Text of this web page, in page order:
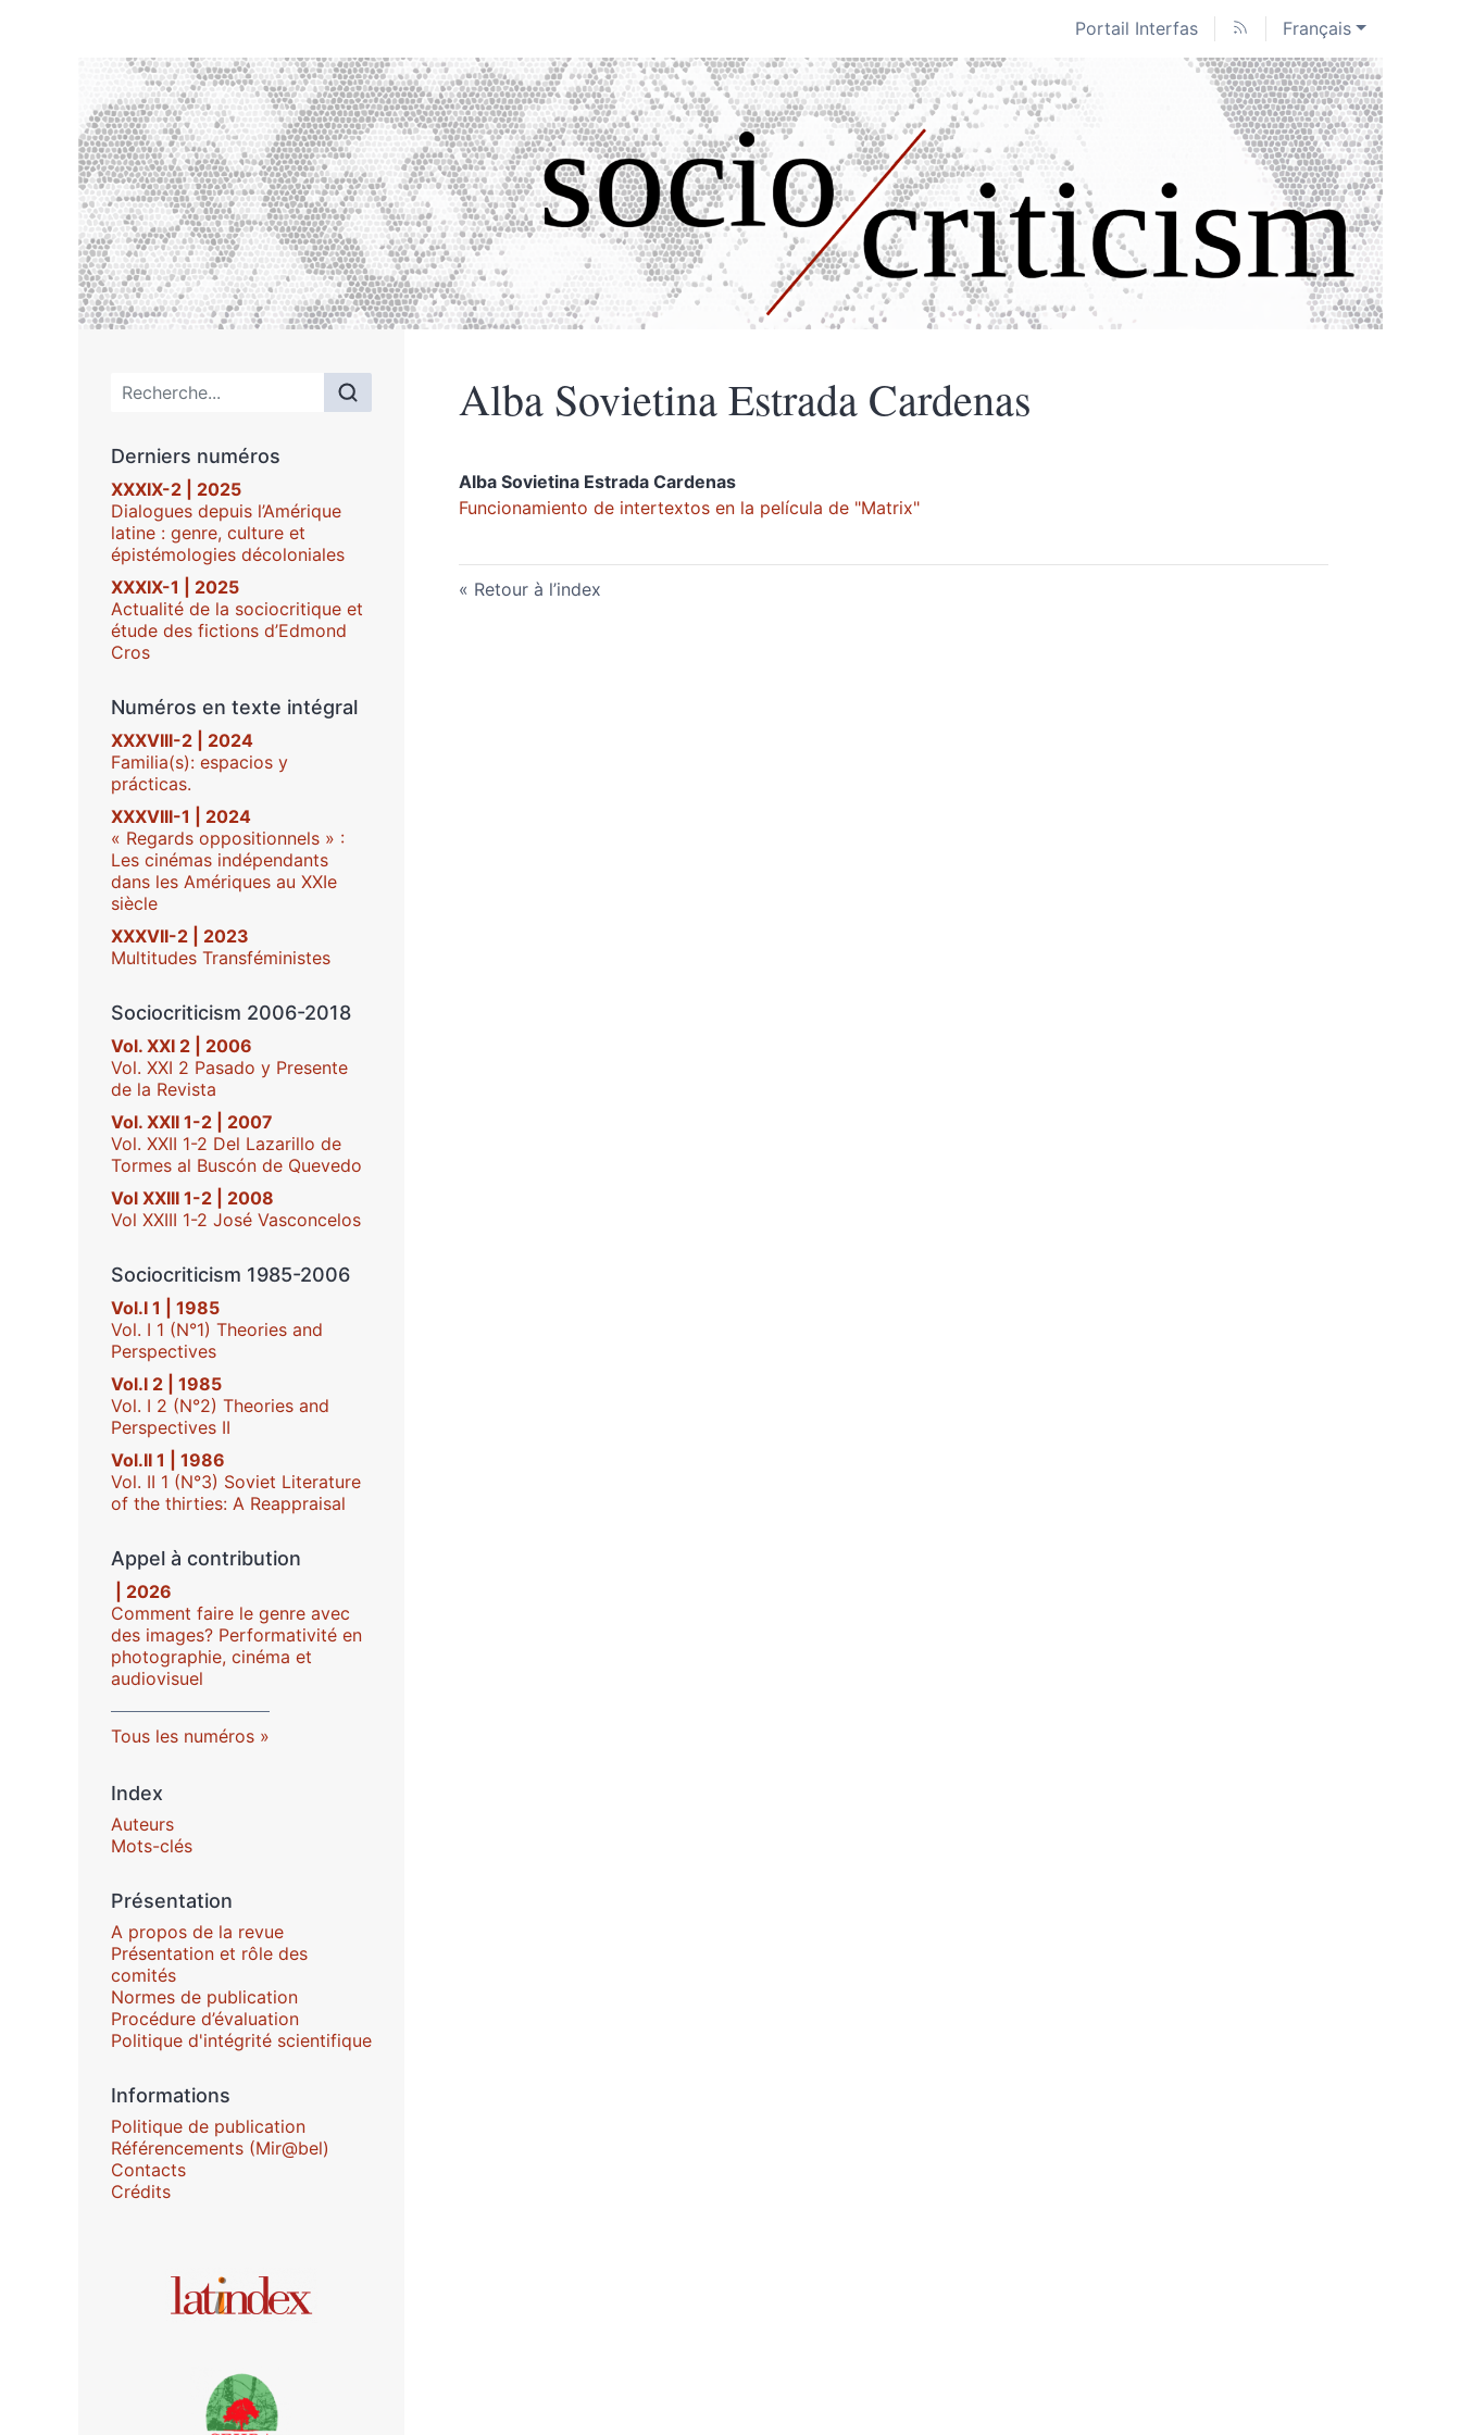
Portail Interfas Français
Menu principal
Derniers numéros
XXXIX-2 | 2025
Dialogues depuis l’Amérique
latine : genre, culture et
épistémologies décoloniales
XXXIX-1 | 2025
Actualité de la sociocritique et
étude des fictions d’Edmond
Cros
Numéros en texte intégral
XXXVIII-2 | 2024
Familia(s): espacios y
prácticas.
XXXVIII-1 | 2024
« Regards oppositionnels » :
Les cinémas indépendants
dans les Amériques au XXIe
siècle
XXXVII-2 | 2023
Multitudes Transféministes
Sociocriticism 2006-2018
Vol. XXI 2 | 2006
Vol. XXI 2 Pasado y Presente
de la Revista
Vol. XXII 1-2 | 2007
Vol. XXII 1-2 Del Lazarillo de
Tormes al Buscón de Quevedo
Vol XXIII 1-2 | 2008
Vol XXIII 1-2 José Vasconcelos
Sociocriticism 1985-2006
Vol.I 1 | 1985
Vol. I 1 (N°1) Theories and
Perspectives
Vol.I 2 | 1985
Vol. I 2 (N°2) Theories and
Perspectives II
Vol.II 1 | 1986
Vol. II 1 (N°3) Soviet Literature
of the thirties: A Reappraisal
Appel à contribution
| 2026
Comment faire le genre avec
des images? Performativité en
photographie, cinéma et
audiovisuel
Tous les numéros
Index
Auteurs
Mots-clés
Présentation
A propos de la revue
Présentation et rôle des
comités
Normes de publication
Procédure d’évaluation
Politique d'intégrité scientifique
Informations
Politique de publication
Référencements (Mir@bel)
Contacts
Crédits
Affiliations/partenaires
Alba Sovietina Estrada Cardenas
Alba Sovietina Estrada Cardenas
Funcionamiento de intertextos en la película de "Matrix"
Retour à l’index